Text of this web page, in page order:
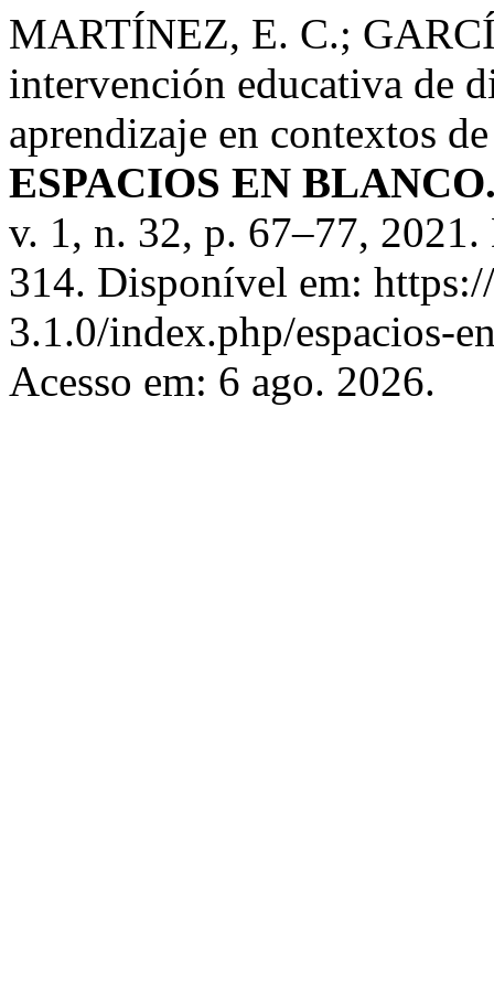
MARTÍNEZ, E. C.;
intervención educativa de
aprendizaje en contextos
ESPACIOS EN
v. 1, n. 32, p. 67–77,
314. Disponível em:
3.1.0/index.php/espacios-
Acesso em: 6 ago. 2026.